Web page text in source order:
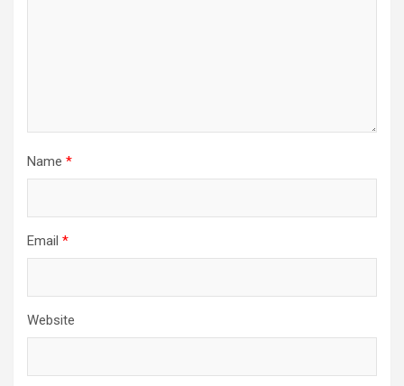
Name *
Email *
Website